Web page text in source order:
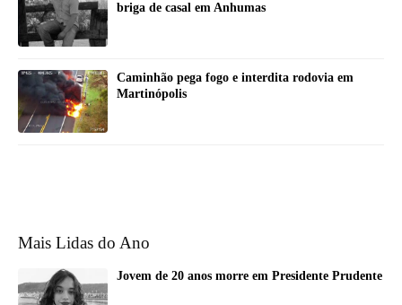
briga de casal em Anhumas
Caminhão pega fogo e interdita rodovia em
Martinópolis
Mais Lidas do Ano
Jovem de 20 anos morre em Presidente Prudente